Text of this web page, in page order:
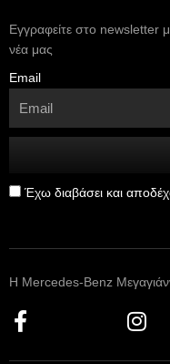
Εγγραφείτε στο newsletter
νέα μας
Email
Έχω διαβάσει και
Η Mercedes-Benz
F
I